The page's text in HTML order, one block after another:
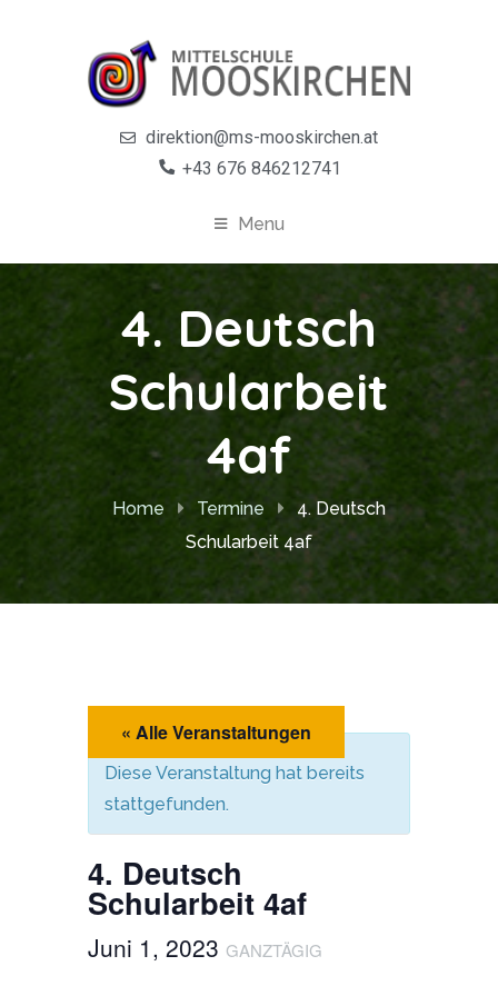
direktion@ms-mooskirchen.at
+43 676 846212741
Menu
4. Deutsch
Schularbeit
4af
Home Termine
4. Deutsch
Schularbeit 4af
« Alle Veranstaltungen
Diese Veranstaltung hat bereits
stattgefunden.
4. Deutsch
Schularbeit 4af
Juni 1, 2023 GANZTÄGIG